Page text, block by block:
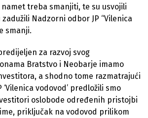
treba smanjiti, te su usvojili
Nadzorni odbor JP “Vilenica
smanji.
za razvoj svog
Bratstvo i Neobarje imamo
a shodno tome razmatrajući
‘Vilenica vodovod’ predložili smo
oslobode određenih pristojbi
priključak na vodovod prilikom